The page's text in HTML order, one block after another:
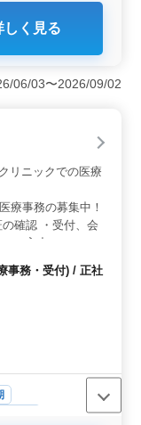
自動車ディー
し、自動車整備
迎です。地元の
まで多岐にわ
います。これ
高めません
厚生＞ 週5〜
内です。通勤手
健康・厚生にも
しく見る
06/03〜2026/09/02
療事務の募集中！
確認 ・受付、会
テ入力 ・レセプ
業なし シニア世
です。
事務・受付) / 正社